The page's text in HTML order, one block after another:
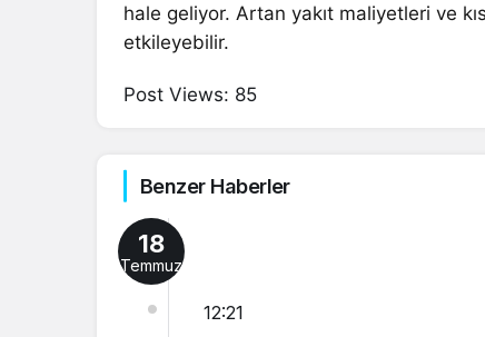
hale geliyor. Artan yakıt maliyetleri ve
etkileyebilir.
Post Views: 85
Benzer Haberler
18
Temmuz
12:21